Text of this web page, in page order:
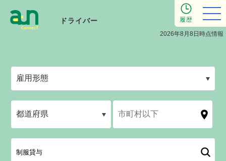
ドライバー
2026年8月8日時点情報
履歴